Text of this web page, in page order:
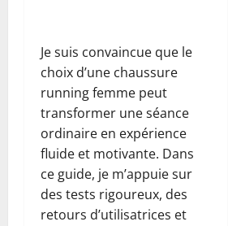
Je suis convaincue que le
choix d’une chaussure
running femme peut
transformer une séance
ordinaire en expérience
fluide et motivante. Dans
ce guide, je m’appuie sur
des tests rigoureux, des
retours d’utilisatrices et